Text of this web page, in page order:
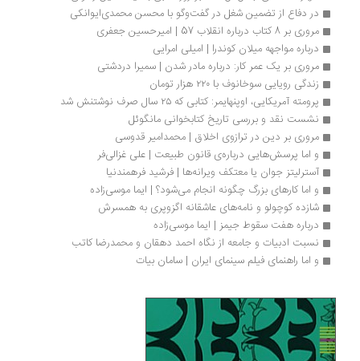
در دفاع از تضمین شغل در گفت‌وگو با محسن محمدی‌ایوانکی
مروری بر 8 کتاب درباره انقلاب 57 | امیرحسین جعفری
درباره مواجهه میلان کوندرا | امیلی امرایی
مروری بر یک عمر کار: درباره مادر شدن | سمیرا دردشتی
زندگی رویایی سوخانوف با ۲۲۰ هزار تومان
پرومته آمریکایی، اوپنهایمر: کتابی که ۲۵ سال صرف نوشتنش شد
نشست نقد و بررسی تاریخ کتابخوانی مانگوئل
مروری بر دین در ترازوی اخلاق | محمدامیر قدوسی
و اما پرسش‌هایی درباره‌ی قانون طبیعت | علی غزالی‌فر
آسترلیتز جوان یا معتکف ویرانه‌ها | فرشید فرهمندنیا
و اما کارهای بزرگ چگونه انجام می‌شود؟ | ایما موسی‌زاده
شازده کوچولو و نامه‌های عاشقانه اگزوپری به همسرش
درباره هفت سقوط جیمز | ایما موسی‌زاده
نسبت ادبیات و جامعه از نگاه احمد دهقان و محمدرضا کاتب
و اما راهنمای فیلم سینمای ایران | سامان بیات